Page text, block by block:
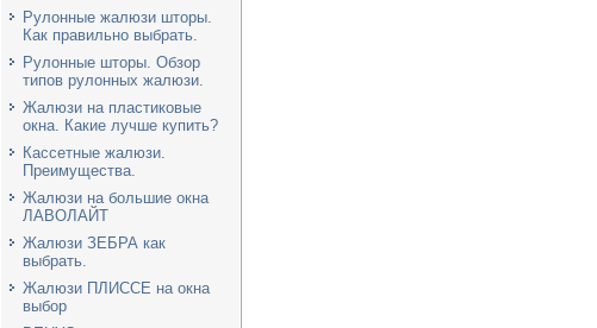
Рулонные жалюзи шторы.
Как правильно выбрать.
Рулонные шторы. Обзор
типов рулонных жалюзи.
Жалюзи на пластиковые
окна. Какие лучше купить?
Кассетные жалюзи.
Преимущества.
Жалюзи на большие окна
ЛАВОЛАЙТ
Жалюзи ЗЕБРА как
выбрать.
Жалюзи ПЛИССЕ на окна
выбор